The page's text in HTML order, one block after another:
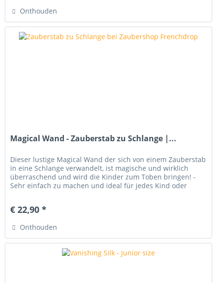
Onthouden
Magical Wand - Zauberstab zu Schlange |...
Dieser lustige Magical Wand der sich von einem Zauberstab
in eine Schlange verwandelt, ist magische und wirklich
überraschend und wird die Kinder zum Toben bringen! -
Sehr einfach zu machen und ideal für jedes Kind oder
€ 22,90 *
Onthouden